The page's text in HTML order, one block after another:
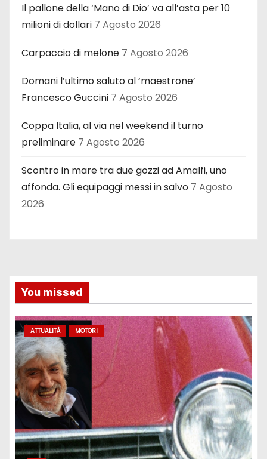
Il pallone della ‘Mano di Dio’ va all’asta per 10
milioni di dollari 7 Agosto 2026
Carpaccio di melone 7 Agosto 2026
Domani l’ultimo saluto al ‘maestrone’
Francesco Guccini 7 Agosto 2026
Coppa Italia, al via nel weekend il turno
preliminare 7 Agosto 2026
Scontro in mare tra due gozzi ad Amalfi, uno
affonda. Gli equipaggi messi in salvo 7 Agosto
2026
You missed
ATTUALITÀ MOTORI